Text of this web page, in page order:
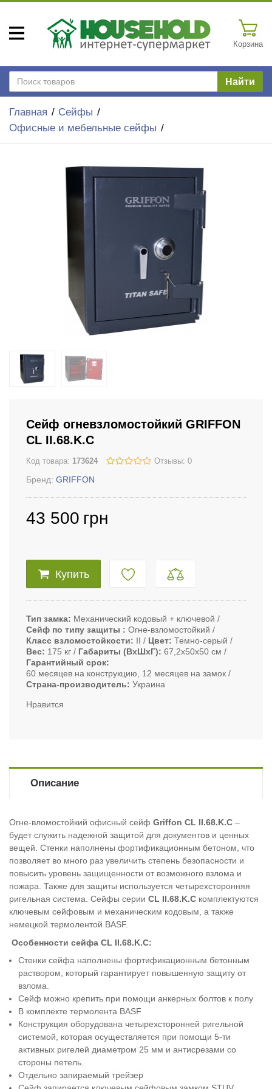
Корзина
Найти
Главная
Сейфы
Офисные и мебельные сейфы
Сейф огневзломостойкий GRIFFON
CL II.68.K.C
Код товара: 173624 Отзывы: 0
Бренд: GRIFFON
43 500 грн
Купить
Тип замка
Механический кодовый + ключевой
Сейф по типу защиты
Огне-взломостойкий
Класс взломостойкости
II Цвет Темно-серый
Вес
175 кг Габариты (ВxШxГ)
67,2х50х50 см
Гарантийный срок
60 месяцев на конструкцию, 12 месяцев на замок
Страна-производитель
Украина
Нравится
Описание
Огне-вломостойкий офисный сейф Griffon CL II.68.K.С –
будет служить надежной защитой для документов и ценных
вещей. Стенки наполнены фортификационным бетоном, что
позволяет во много раз увеличить степень безопасности и
повысить уровень защищенности от возможного взлома и
пожара. Также для защиты используется четырехсторонняя
ригельная система. Сейфы серии CL II.68.K.С комплектуются
ключевым сейфовым и механическим кодовым, а также
немецкой термолентой BASF.
Особенности сейфа CL II.68.K.С:
Стенки сейфа наполнены фортификационным бетонным
раствором, который гарантирует повышенную защиту от
взлома.
Сейф можно крепить при помощи анкерных болтов к полу
В комплекте термолента BASF
Конструкция оборудована четырехсторонней ригельной
системой, которая осуществляется при помощи 5-ти
активных ригелей диаметром 25 мм и антисрезами со
стороны петель.
Отдельно запираемый трейзер